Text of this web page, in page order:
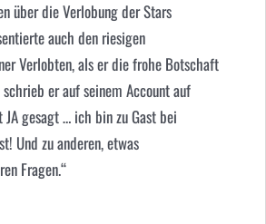
über die Verlobung der Stars
auch den riesigen
Verlobten, als er die frohe Botschaft
er auf seinem Account auf
JA gesagt … ich bin zu Gast bei
Und zu anderen, etwas
Fragen.“